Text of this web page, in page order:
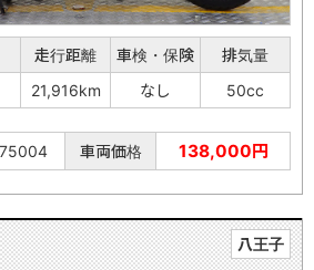
走行距離 車検・保険
排気量
21,916km なし 50cc
車両価格 138,000円
八王子